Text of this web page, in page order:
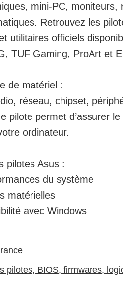
mini-PC, moniteurs,
Retrouvez les
utilitaires officiels
TUF Gaming, ProArt et
de matériel :
réseau, chipset,
pilote permet d’assurer le
ordinateur.
pilotes Asus :
du système
matérielles
avec Windows
pilotes, BIOS, firmwares,